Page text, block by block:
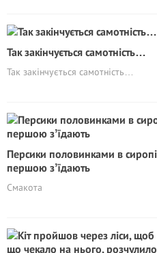
Так закінчується самотність…
Так закінчується самотність…
Персики половинками в
першою зʼїдають
Смакота